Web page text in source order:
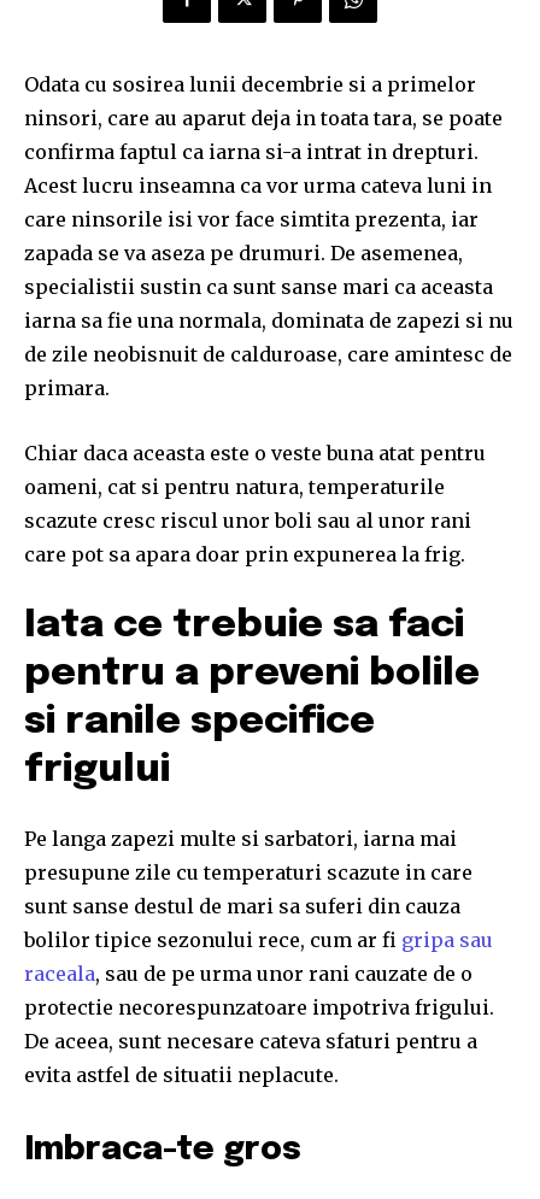
Odata cu sosirea lunii decembrie si a primelor
ninsori, care au aparut deja in toata tara, se poate
confirma faptul ca iarna si-a intrat in drepturi.
Acest lucru inseamna ca vor urma cateva luni in
care ninsorile isi vor face simtita prezenta, iar
zapada se va aseza pe drumuri. De asemenea,
specialistii sustin ca sunt sanse mari ca aceasta
iarna sa fie una normala, dominata de zapezi si nu
de zile neobisnuit de calduroase, care amintesc de
primara.
Chiar daca aceasta este o veste buna atat pentru
oameni, cat si pentru natura, temperaturile
scazute cresc riscul unor boli sau al unor rani
care pot sa apara doar prin expunerea la frig.
Iata ce trebuie sa faci
pentru a preveni bolile
si ranile specifice
frigului
Pe langa zapezi multe si sarbatori, iarna mai
presupune zile cu temperaturi scazute in care
sunt sanse destul de mari sa suferi din cauza
bolilor tipice sezonului rece, cum ar fi gripa sau
raceala, sau de pe urma unor rani cauzate de o
protectie necorespunzatoare impotriva frigului.
De aceea, sunt necesare cateva sfaturi pentru a
evita astfel de situatii neplacute.
Imbraca-te gros